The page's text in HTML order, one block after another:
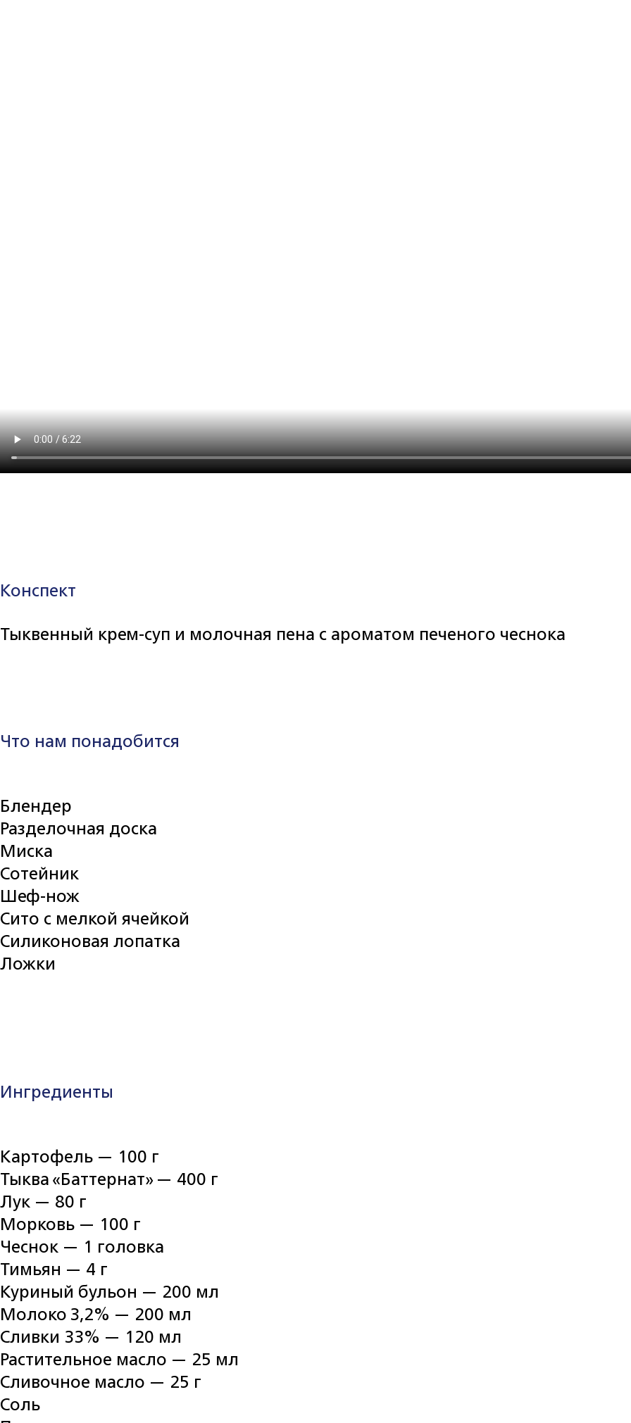
Конспект
Тыквенный крем-суп и молочная пена с ароматом печеного чеснока
Что нам понадобится
Блендер
Разделочная доска
Миска
Сотейник
Шеф-нож
Сито с мелкой ячейкой
Силиконовая лопатка
Ложки
Ингредиенты
Картофель — 100 г
Тыква «Баттернат» — 400 г
Лук — 80 г
Морковь — 100 г
Чеснок — 1 головка
Тимьян — 4 г
Куриный бульон — 200 мл
Молоко 3,2% — 200 мл
Сливки 33% — 120 мл
Растительное масло — 25 мл
Сливочное масло — 25 г
Соль